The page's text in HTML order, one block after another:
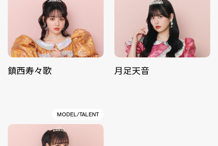
鎮西寿々歌 月足天音
MODEL/TALENT